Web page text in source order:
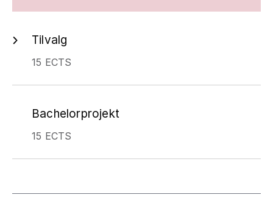
Tilvalg
15 ECTS
Bachelorprojekt
15 ECTS